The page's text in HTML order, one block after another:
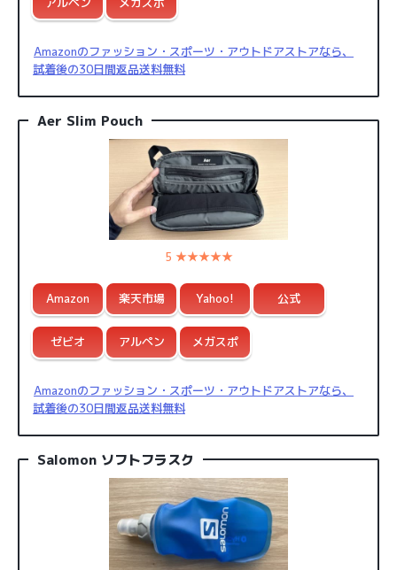
Amazonのファッション・スポーツ・アウトドアストアなら、
試着後の30日間返品送料無料
Aer Slim Pouch
5 ★★★★★
Amazon 楽天市場 Yahoo! 公式
ゼビオ アルペン メガスポ
Amazonのファッション・スポーツ・アウトドアストアなら、
試着後の30日間返品送料無料
Salomon ソフトフラスク